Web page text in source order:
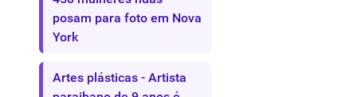
posam para foto em Nova
York
Artes plásticas - Artista